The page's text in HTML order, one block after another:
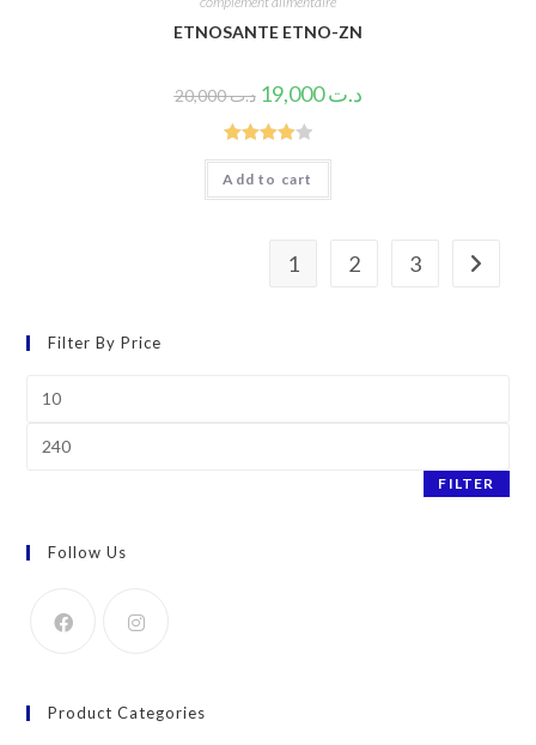
ETNOSANTE ETNO-ZN
د.ت20,000 د.ت19,000
Rated
4.00out
Add to cart
1 2 3
Filter By Price
FILTER
Follow Us
Product Categories